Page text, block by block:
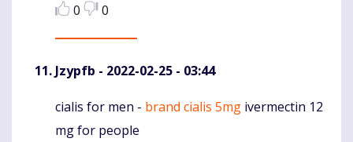
0
0
Jzypfb - 2022-02-25 - 03:44
Komentaras
cialis for men - brand cialis 5mg ivermectin 12
mg for people